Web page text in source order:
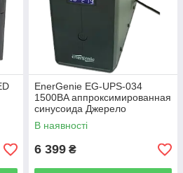
EnerGenie EG-UPS-034
1500ВA аппроксимированная
синусоида Джерело
безперебійного живлення
В наявності
6 399 ₴